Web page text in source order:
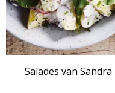
Salades van